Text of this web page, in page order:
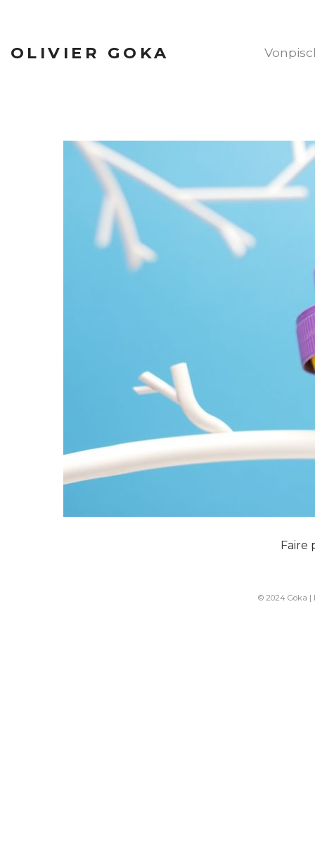
OLIVIER GOKA
Faire
© 2024 Goka